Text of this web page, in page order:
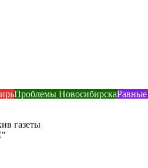
Проблемы Новосибирска
газеты